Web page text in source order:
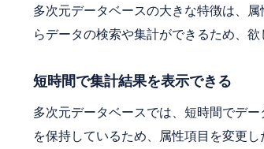
多次元データベースの大きな特徴は、
らデータの検索や集計ができるため、
短時間で集計結果を表示できる
多次元データベースでは、短時間でデ
を保持しているため、属性項目を変更